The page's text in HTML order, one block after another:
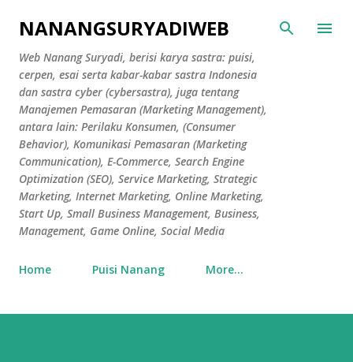
Skip to main content
NANANGSURYADIWEB
Web Nanang Suryadi, berisi karya sastra: puisi,
cerpen, esai serta kabar-kabar sastra Indonesia
dan sastra cyber (cybersastra), juga tentang
Manajemen Pemasaran (Marketing Management),
antara lain: Perilaku Konsumen, (Consumer
Behavior), Komunikasi Pemasaran (Marketing
Communication), E-Commerce, Search Engine
Optimization (SEO), Service Marketing, Strategic
Marketing, Internet Marketing, Online Marketing,
Start Up, Small Business Management, Business,
Management, Game Online, Social Media
Home Puisi Nanang More…